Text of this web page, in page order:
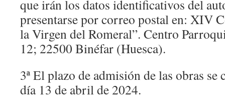
que irán los datos identificativos del
presentarse por correo postal en: XIV
la Virgen del Romeral”. Centro
12; 22500 Binéfar (Huesca).
3ª El plazo de admisión de las obras se
día 13 de abril de 2024.